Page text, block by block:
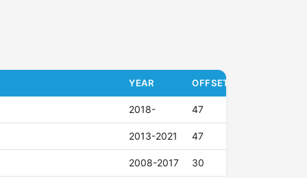
YEAR OFFSET (ET)
2018- 47
2013-2021 47
2008-2017 30